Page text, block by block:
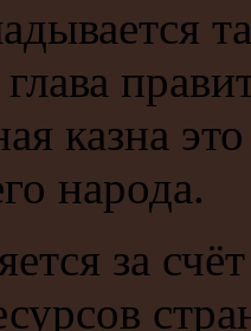
казна
народа.
за